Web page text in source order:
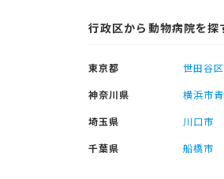
行政区から動物病院を探
東京都 世田谷区
神奈川県
横浜市
埼玉県
川口市
千葉県
船橋市